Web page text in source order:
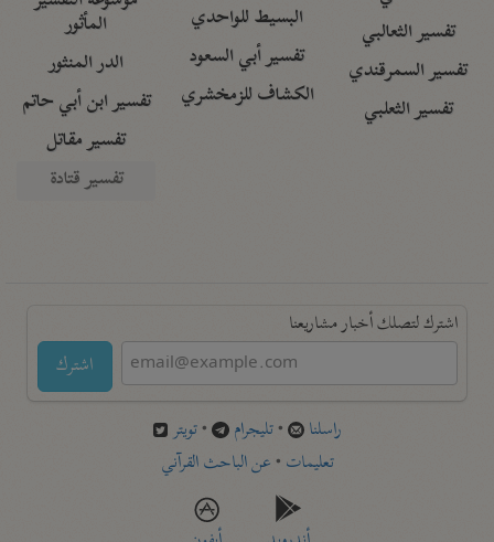
تفسير الثعالبي
تفسير السمرقندي
تفسير الثعلبي
البسيط للواحدي
تفسير أبي السعود
الكشاف للزمخشري
المأثور
الدر المنثور
تفسير ابن أبي حاتم
تفسير مقاتل
تفسير قتادة
اشترك لتصلك أخبار مشاريعنا
اشترك
راسلنا •تليجرام •تويتر
تعليمات •عن الباحث القرآني